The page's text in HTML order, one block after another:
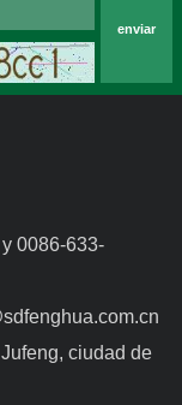
aluminio
enviar
0086-633-
ciudad de